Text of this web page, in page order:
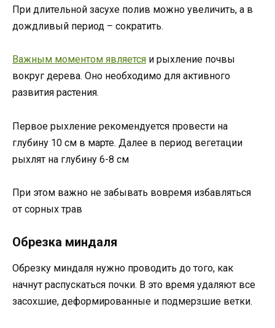
При длительной засухе полив можно увеличить, а в
дождливый период – сократить.
Важным моментом является и рыхление почвы
вокруг дерева. Оно необходимо для активного
развития растения.
Первое рыхление рекомендуется провести на
глубину 10 см в марте. Далее в период вегетации
рыхлят на глубину 6-8 см
При этом важно не забывать вовремя избавляться
от сорных трав
Обрезка миндаля
Обрезку миндаля нужно проводить до того, как
начнут распускаться почки. В это время удаляют все
засохшие, деформированные и подмерзшие ветки.